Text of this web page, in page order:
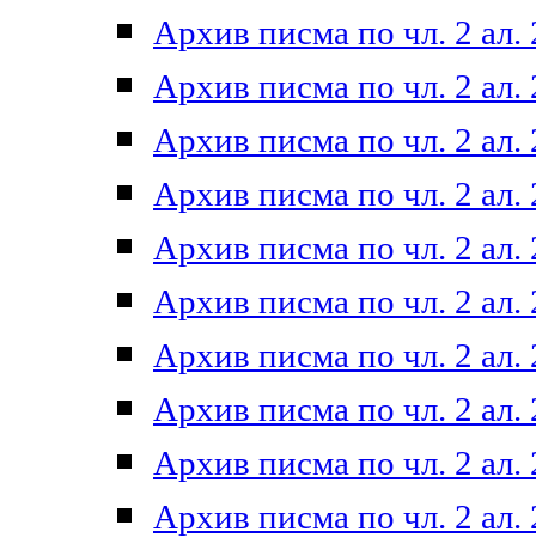
Архив писма по чл. 2 ал.
Архив писма по чл. 2 ал.
Архив писма по чл. 2 ал.
Архив писма по чл. 2 ал.
Архив писма по чл. 2 ал.
Архив писма по чл. 2 ал.
Архив писма по чл. 2 ал.
Архив писма по чл. 2 ал.
Архив писма по чл. 2 ал.
Архив писма по чл. 2 ал.